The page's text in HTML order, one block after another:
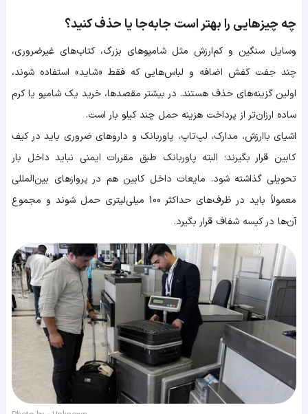
چه چیزهایی را بهتر است جابه‌جا یا حذف کنید؟
وسایل سنگین و کم‌ارزش مثل شامپوهای بزرگ، کتاب‌های غیرضروری،
چند جفت کفش اضافه و لباس‌هایی که فقط «شاید» استفاده شوند،
اولین گزینه‌های حذف هستند. در بیشتر مقصدها، خرید یک شامپو یا کرم
ساده ارزان‌تر از پرداخت هزینه حمل چند کیلو بار است.
اشیای باارزش، مدارک، لپ‌تاپ، پاوربانک و داروهای ضروری باید در کیف
کابین قرار بگیرند؛ البته پاوربانک طبق مقررات ایمنی نباید داخل بار
تحویلی گذاشته شود. مایعات داخل کابین هم در پروازهای بین‌المللی
معمولاً باید در ظرف‌های حداکثر 100 میلی‌لیتری حمل شوند و مجموع
آن‌ها در کیسه شفاف قرار بگیرد.